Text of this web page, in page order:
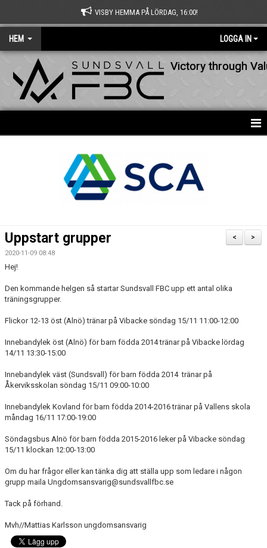
VISBY HEMMA PÅ LÖRDAG, 16:00!
HEM LOGGA IN
Victory through
KALENDER
MATCHER
INTRESSEANMÄLAN
LÄNKAR
SARGVAKTSCHEMA
FÖRENINGSPRODUKTEN
>
<
Uppstart grupper
2020-11-09 08:48
Hej!
Den kommande helgen så startar Sundsvall FBC upp ett antal olika
träningsgrupper.
Flickor 12-13 öst (Alnö) tränar på Vibacke söndag 15/11 11:00-12:00
Innebandylek öst (Alnö) för barn födda 2014 tränar på Vibacke lördag
14/11 13:30-15:00
Innebandylek väst (Sundsvall) för barn födda 2014 tränar på
Åkerviksskolan söndag 15/11 09:00-10:00
Innebandylek Kovland för barn födda 2014-2016 tränar på Vallens skola
måndag 16/11 17:00-19:00
Söndagsbus Alnö för barn födda 2015-2016 leker på Vibacke söndag
15/11 klockan 12:00-13:00
Om du har frågor eller kan tänka dig att ställa upp som ledare i någon
grupp maila Ungdomsansvarig@sundsvallfbc.se
Tack på förhand.
Mvh//Mattias Karlsson ungdomsansvarig